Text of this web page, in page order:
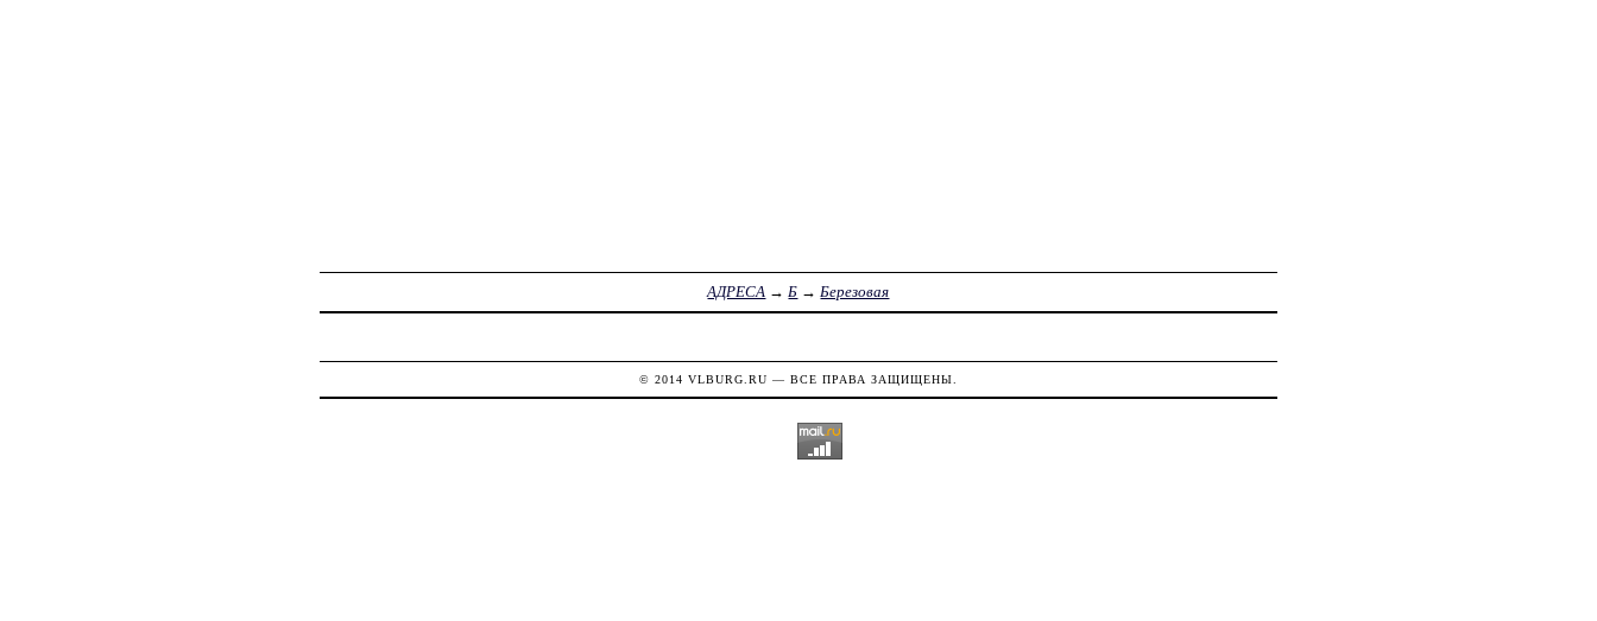
АДРЕСА →Б →Березовая
© 2014 VLBURG.RU — ВСЕ ПРАВА ЗАЩИЩЕНЫ.